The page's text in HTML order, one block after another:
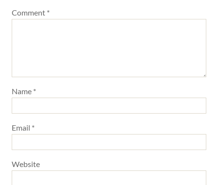
Comment *
Name *
Email *
Website